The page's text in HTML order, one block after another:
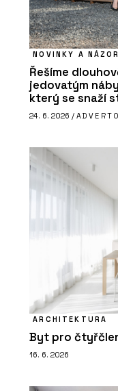
NOVINKY A
Řešíme
jedovatým
který se snaží
24. 6. 2026 /
ARCHITEKTURA
Byt pro
16. 6. 2026